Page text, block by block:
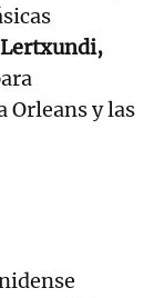
Orleans y las